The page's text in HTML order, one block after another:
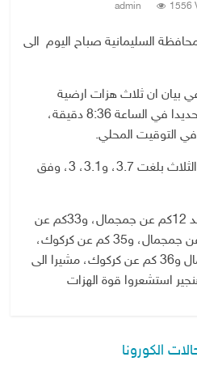
admin 1556
السليمانية صباح اليوم الى
في بيان ان ثلاث هزات ارضية
ضربت في قضاء جمجمال وتحديدا في الساعة 8:36 دقيقة،
واضاف البيان ان قوة الهزات الثلاث بلغت 3.7، و3.1، 3، وفق
واكد البيان ان الهزة الاولى تبعد 12كم عن جمجمال، و33كم عن
كركوك، والثانية تبعد 11 كم عن جمجمال، و35 كم عن كركوك،
والثالثة تبعد 12 كم عن جمجمال و36 كم عن كركوك، مشيرا الى
استشعروا قوة الهزات
الكورونا